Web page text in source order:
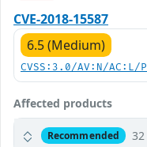
CVE-2018-15587
6.5 (Medium)
CVSS:3.0/AV:N/
Affected products
Recommended